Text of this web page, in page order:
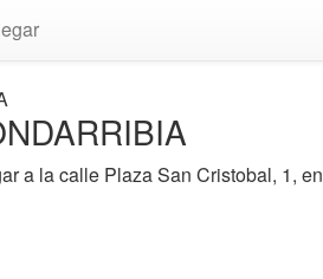
a la calle Plaza San Cristobal, 1, en